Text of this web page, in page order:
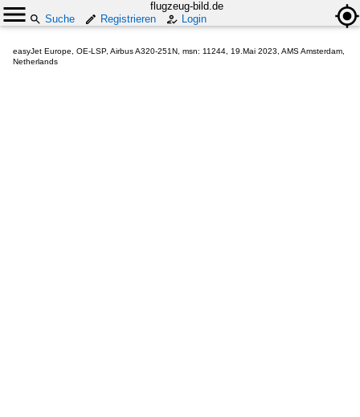
flugzeug-bild.de
Suche
Registrieren Login
easyJet Europe, OE-LSP, Airbus A320-251N, msn: 11244, 19.Mai 2023, AMS Amsterdam,
Netherlands